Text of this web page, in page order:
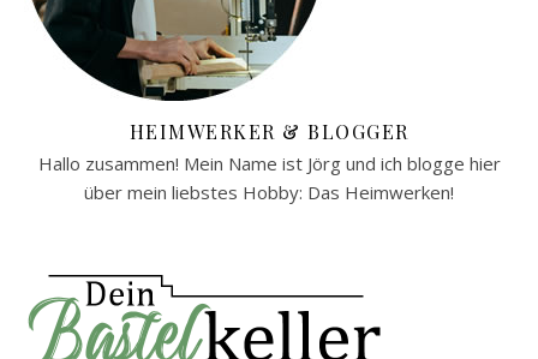
HEIMWERKER & BLOGGER
Hallo zusammen! Mein Name ist Jörg und ich blogge hier
über mein liebstes Hobby: Das Heimwerken!